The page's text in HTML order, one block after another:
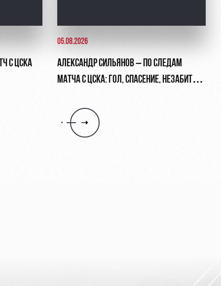
С ЦСКА
05.08.2026
АЛЕКСАНДР СИЛЬЯНОВ – ПО СЛЕДАМ
МАТЧА С ЦСКА: ГОЛ, СПАСЕНИЕ, НЕЗАБИТЫЙ